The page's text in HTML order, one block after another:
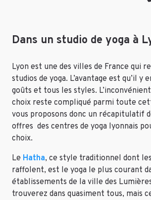
Dans un studio de yoga à
Lyon est une des villes de France qui
studios de yoga. L’avantage est qu’il y
goûts et tous les styles.
choix reste compliqué parmi toute
vous proposons donc un récapitulatif
offres des centres de yoga lyonnais
choix.
Le Hatha, ce style traditionnel dont
raffolent, est le yoga le plus courant
établissements de la ville des
trouverez dans quasiment tous, mais